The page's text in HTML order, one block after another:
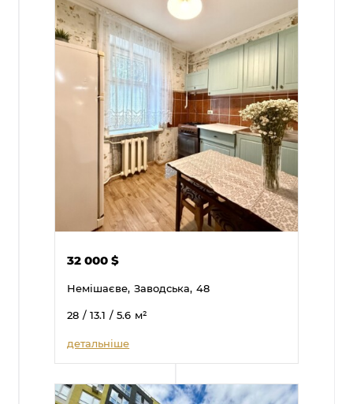
32 000$
Немішаєве, Заводська, 48
28 / 13.1 / 5.6 м²
детальніше